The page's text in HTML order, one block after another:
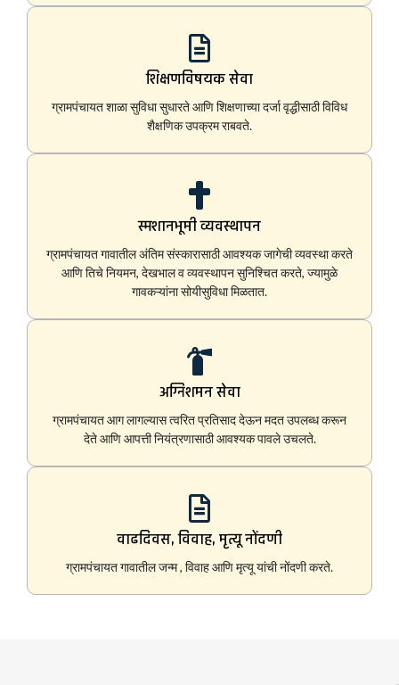
शिक्षणविषयक सेवा
ग्रामपंचायत शाळा सुविधा सुधारते आणि शिक्षणाच्या दर्जा वृद्धीसाठी विविध
शैक्षणिक उपक्रम राबवते.
स्मशानभूमी व्यवस्थापन
ग्रामपंचायत गावातील अंतिम संस्कारासाठी आवश्यक जागेची व्यवस्था करते
आणि तिचे नियमन, देखभाल व व्यवस्थापन सुनिश्चित करते, ज्यामुळे
गावकऱ्यांना सोयीसुविधा मिळतात.
अग्निशमन सेवा
ग्रामपंचायत आग लागल्यास त्वरित प्रतिसाद देऊन मदत उपलब्ध करून
देते आणि आपत्ती नियंत्रणासाठी आवश्यक पावले उचलते.
वाढदिवस, विवाह, मृत्यू नोंदणी
ग्रामपंचायत गावातील जन्म , विवाह आणि मृत्यू यांची नोंदणी करते.